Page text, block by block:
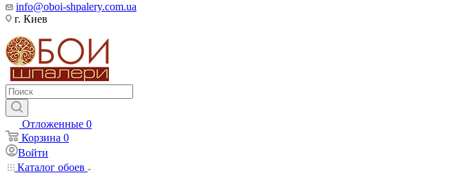
info@oboi-shpalery.com.ua
г. Киев
Отложенные 0
Корзина 0
Войти
Каталог обоев